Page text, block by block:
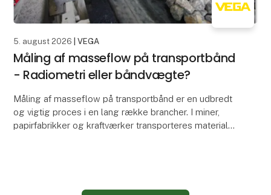
5. august 2026 | VEGA
Måling af masseflow på transportbånd
- Radiometri eller båndvægte?
Måling af masseflow på transportbånd er en udbredt
og vigtig proces i en lang række brancher. I miner,
papirfabrikker og kraftværker transporteres materialer